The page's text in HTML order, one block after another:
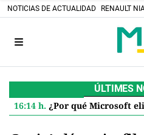
NOTICIAS DE ACTUALIDAD RENAULT
ÚLTIMES
16:14 h. ¿Por qué Microsoft elimina la recomendación